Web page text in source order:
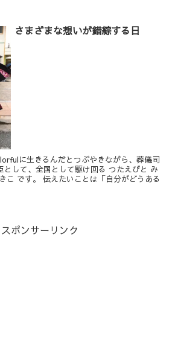
さまざまな想いが錯綜する日
に生きるんだとつぶやきながら、葬儀司
として、全国として駆け回る つたえびと み
こ です。 伝えたいことは「自分がどうある
スポンサーリンク